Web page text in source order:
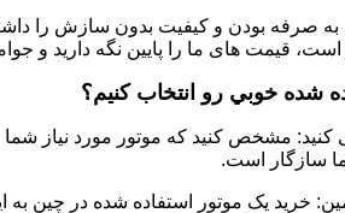
قیمت های ما را پایین نگه دارید و
کنید: مشخص کنید که موتور مورد نیاز
سازگار است.
خرید یک موتور استفاده شده در چین به